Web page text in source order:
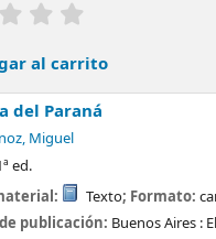
al carrito
del Paraná
Miguel
ed.
Texto; Formato:
publicación: Buenos Aires :